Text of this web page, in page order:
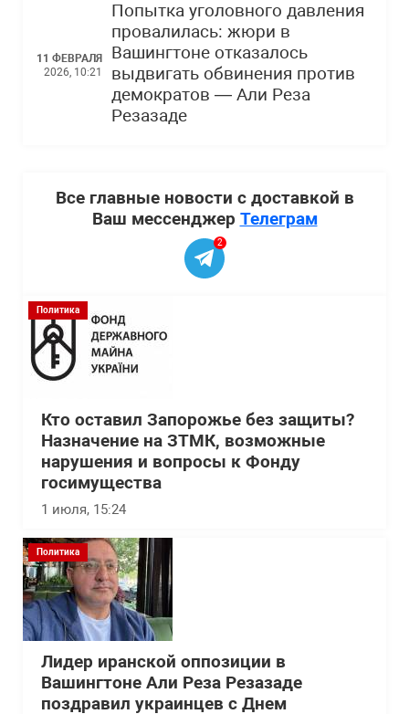
11 ФЕВРАЛЯ
2026, 10:21
Попытка уголовного давления
провалилась: жюри в
Вашингтоне отказалось
выдвигать обвинения против
демократов — Али Реза
Резазаде
Все главные новости с доставкой в
Ваш мессенджер Телеграм
2
Политика
Кто оставил Запорожье без защиты?
Назначение на ЗТМК, возможные
нарушения и вопросы к Фонду
госимущества
1 июля, 15:24
Политика
Лидер иранской оппозиции в
Вашингтоне Али Реза Резазаде
поздравил украинцев с Днем